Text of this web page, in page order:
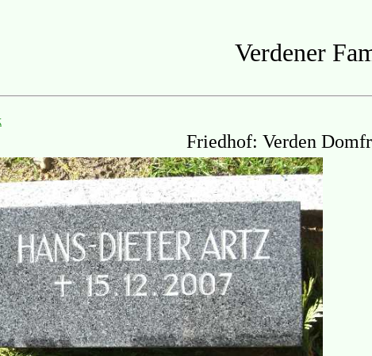
Verdener
Friedhof: Verden